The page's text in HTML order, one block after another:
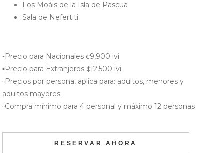
Los Moáis de la Isla de Pascua
Sala de Nefertiti
▪️Precio para Nacionales ¢9,900 ivi
▪️Precio para Extranjeros ¢12,500 ivi
▫️Precios por persona, aplica para: adultos, menores y
adultos mayores
▫️Compra mínimo para 4 personal y máximo 12 personas
RESERVAR AHORA